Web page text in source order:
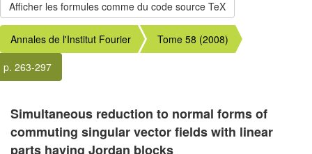
Annales de l'Institut Fourier
Tome 58 (2008)
p. 263-297
Simultaneous reduction to normal forms of
commuting singular vector fields with linear
parts having Jordan blocks